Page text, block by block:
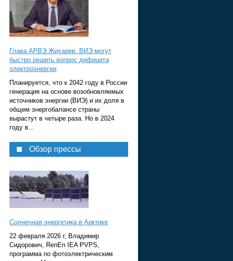
Глава АРВЭ Жихарев: ВИЭ могут
быстро решить вопрос дефицита
электроэнергии
Планируется, что к 2042 году в России
генерация на основе возобновляемых
источников энергии (ВИЭ) и их доля в
общем энергобалансе страны
вырастут в четыре раза. Но в 2024
году в...
Обзор прессы
Солнечная энергетика в Арктике
22 февраля 2026 г, Владимир
Сидорович, RenEn IEA PVPS,
программа по фотоэлектрическим